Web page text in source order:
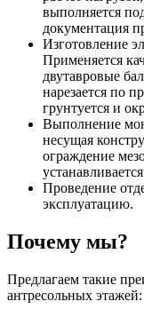
выполняется
документация
Изготовление
Применяется
двутавровые
нарезается по
грунтуется и
Выполнение
несущая
ограждение
Проведение
эксплуатацию.
Почему мы?
Предлагаем такие
антресольных этажей: